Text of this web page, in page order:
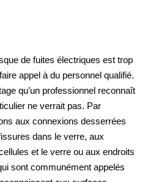
de fuites électriques est trop
appel à du personnel qualifié.
qu’un professionnel reconnaît
ne verrait pas. Par
aux connexions desserrées
dans le verre, aux
et le verre ou aux endroits
sont communément appelés